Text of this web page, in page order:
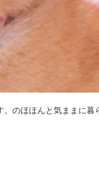
のほほんと気ままに暮